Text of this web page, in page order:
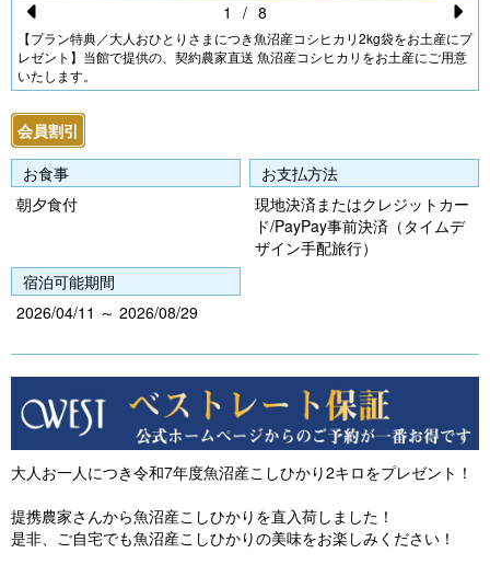
Pr
e
vi
o
u
s
【プラン特典／大人おひとりさまにつき魚沼産コシヒカリ2kg袋をお土産にプ
レゼント】当館で提供の、契約農家直送 魚沼産コシヒカリをお土産にご用意
いたします。
N
e
1 / 8
会員割引
お食事
朝夕食付
お支払方法
現地決済またはクレジットカー
ド/PayPay事前決済（タイムデ
ザイン手配旅行）
宿泊可能期間
2026/04/11 ～ 2026/08/29
大人お一人につき令和7年度魚沼産こしひかり2キロをプレゼント！
提携農家さんから魚沼産こしひかりを直入荷しました！
是非、ご自宅でも魚沼産こしひかりの美味をお楽しみください！